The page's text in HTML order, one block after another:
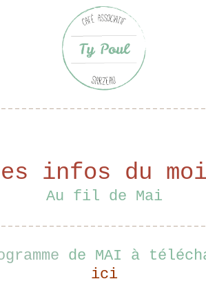
infos du
Au fil de Mai
de MAI à
ici